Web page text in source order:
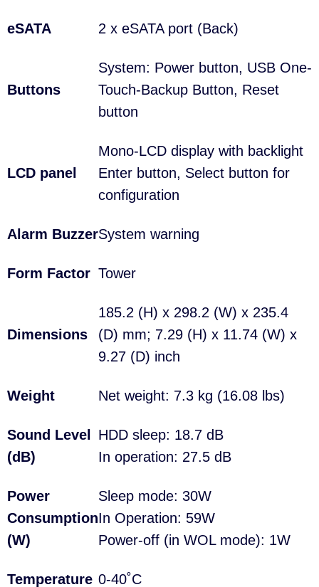
eSATA 2 x eSATA port (Back)
Buttons
System: Power button, USB One-
Touch-Backup Button, Reset
button
LCD panel
Mono-LCD display with backlight
Enter button, Select button for
configuration
Alarm BuzzerSystem warning
Form Factor Tower
Dimensions
185.2 (H) x 298.2 (W) x 235.4
(D) mm; 7.29 (H) x 11.74 (W) x
9.27 (D) inch
Weight Net weight: 7.3 kg (16.08 lbs)
Sound Level
(dB)
HDD sleep: 18.7 dB
In operation: 27.5 dB
Power
Consumption
(W)
Sleep mode: 30W
In Operation: 59W
Power-off (in WOL mode): 1W
Temperature 0-40˚C